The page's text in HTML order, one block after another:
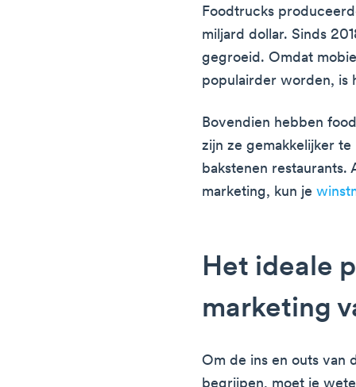
Foodtrucks
miljard dollar. Sinds
gegroeid. Omdat
populairder worden, is
Bovendien hebben
zijn ze gemakkelijker
bakstenen restaurants.
marketing, kun je
Het ideale
marketing
Om de ins en outs van